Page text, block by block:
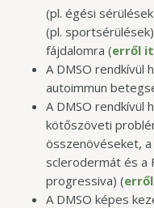
(pl. égési
(pl.
fájdalomra (erről
A DMSO rendkívül
autoimmun
A DMSO rendkívül
kötőszöveti
összenövéseket,
sclerodermát és a
progressiva) (
A DMSO képes